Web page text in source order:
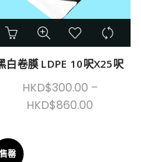
白卷膜 LDPE 10呎X25呎
HKD$300.00 –
HKD$860.00
售罄